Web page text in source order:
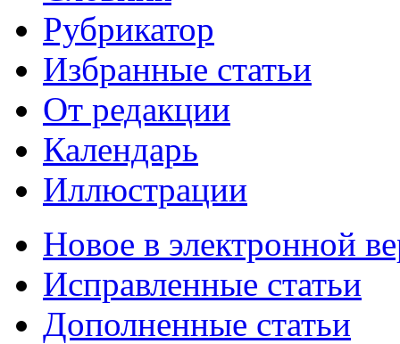
Рубрикатор
Избранные статьи
От редакции
Календарь
Иллюстрации
Новое в электронной
Исправленные статьи
Дополненные статьи